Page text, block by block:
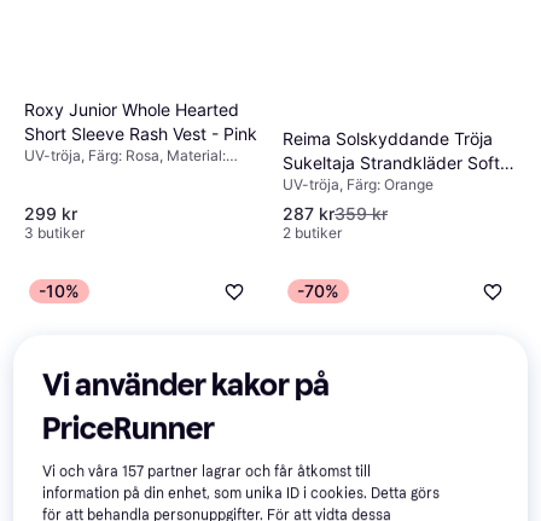
Roxy Junior Whole Hearted
Short Sleeve Rash Vest - Pink
UV-tröja, Färg: Rosa, Material:
299 kr
3 butiker
Reima Solskyddande Tröja
Sukeltaja Strandkläder Soft
Coral
UV-tröja, Färg: Orange
287 kr359 kr
2 butiker
-10%
Hust & Claire UV-Skydd
-70%
Vi använder kakor på
PriceRunner
Vi och våra157 partner lagrar och får åtkomst till
information på din enhet, som unika ID i cookies. Detta görs
för att behandla personuppgifter. För att vidta dessa